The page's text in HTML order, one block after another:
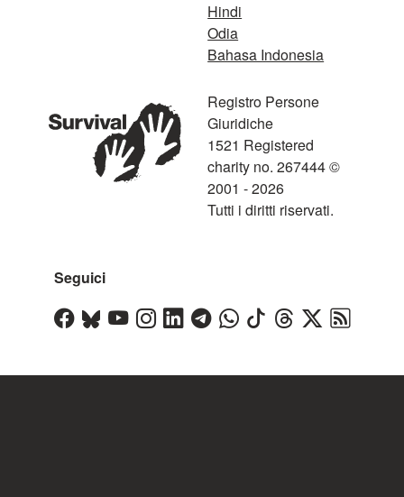
Hindi
Odia
Bahasa Indonesia
Seguici
Registro Persone
Giuridiche
1521 Registered
charity no. 267444 ©
2001 - 2026
Tutti i diritti riservati.